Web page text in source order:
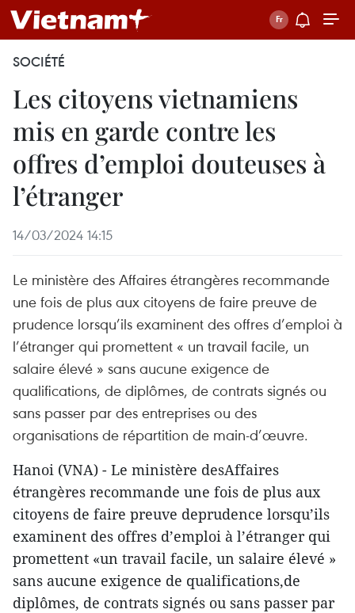
SOCIÉTÉ
Les citoyens vietnamiens
mis en garde contre les
offres d’emploi douteuses à
l’étranger
14/03/2024 14:15
Le ministère des Affaires étrangères recommande
une fois de plus aux citoyens de faire preuve de
prudence lorsqu’ils examinent des offres d’emploi à
l’étranger qui promettent « un travail facile, un
salaire élevé » sans aucune exigence de
qualifications, de diplômes, de contrats signés ou
sans passer par des entreprises ou des
organisations de répartition de main-d’œuvre.
Hanoi (VNA) - Le ministère desAffaires
étrangères recommande une fois de plus aux
citoyens de faire preuve deprudence lorsqu’ils
examinent des offres d’emploi à l’étranger qui
promettent «un travail facile, un salaire élevé »
sans aucune exigence de qualifications,de
diplômes, de contrats signés ou sans passer par